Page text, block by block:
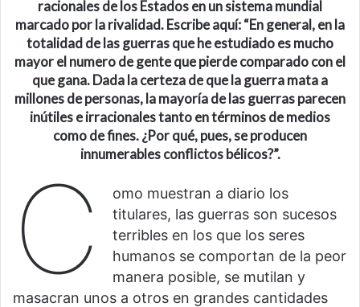
racionales de los Estados en un sistema mundial
marcado por la rivalidad. Escribe aquí: “En general, en la
totalidad de las guerras que he estudiado es mucho
mayor el numero de gente que pierde comparado con el
que gana. Dada la certeza de que la guerra mata a
millones de personas, la mayoría de las guerras parecen
inútiles e irracionales tanto en términos de medios
como de fines. ¿Por qué, pues, se producen
innumerables conflictos bélicos?”.
C
omo muestran a diario los
titulares, las guerras son sucesos
terribles en los que los seres
humanos se comportan de la peor
manera posible, se mutilan y
masacran unos a otros en grandes cantidades